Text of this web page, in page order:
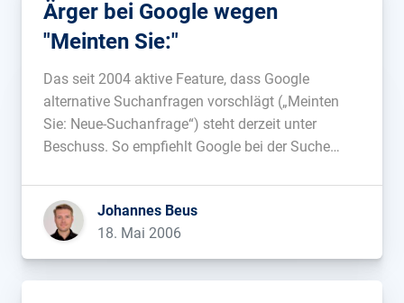
Ärger bei Google wegen
"Meinten Sie:"
Das seit 2004 aktive Feature, dass Google
alternative Suchanfragen vorschlägt („Meinten
Sie: Neue-Suchanfrage“) steht derzeit unter
Beschuss. So empfiehlt Google bei der Suche
„Serverscheck“ angeblich „Serverscheck Crack“
und weisst damit auf Möglichkeiten der
Umgehung von Kopierschutzmechanismen hin.
Google habe auch eine Beschwerde
Serverschecks nicht reagiert, […]...
Johannes Beus
18. Mai 2006